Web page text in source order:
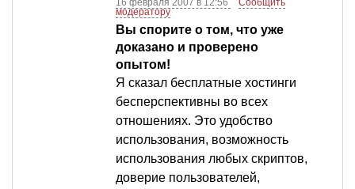
16 февраля 2007 в 12:56
Сообщить
модератору
Вы спорите о том, что уже
доказано и проверено
опытом!
Я сказал бесплатные хостинги
бесперспективны во всех
отношениях. Это удобство
использования, возможность
использования любых скриптов,
доверие пользователей,